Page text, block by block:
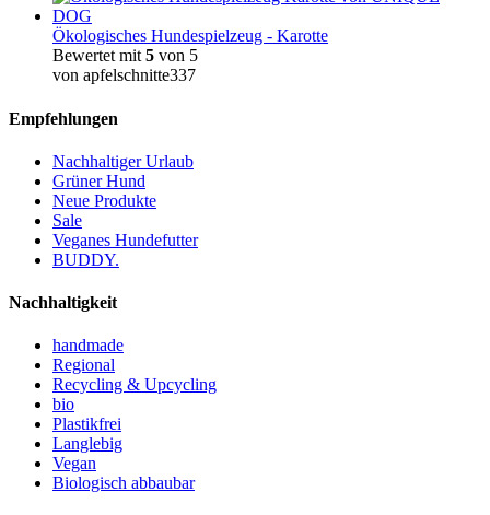
Ökologisches Hundespielzeug - Karotte
Bewertet mit 5 von 5
von apfelschnitte337
Empfehlungen
Nachhaltiger Urlaub
Grüner Hund
Neue Produkte
Sale
Veganes Hundefutter
BUDDY.
Nachhaltigkeit
handmade
Regional
Recycling & Upcycling
bio
Plastikfrei
Langlebig
Vegan
Biologisch abbaubar